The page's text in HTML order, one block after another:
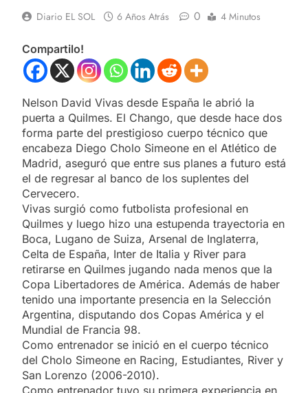
Diario EL SOL 6 Años Atrás 0 4 Minutos
Compartilo!
Nelson David Vivas desde España le abrió la
puerta a Quilmes. El Chango, que desde hace dos
forma parte del prestigioso cuerpo técnico que
encabeza Diego Cholo Simeone en el Atlético de
Madrid, aseguró que entre sus planes a futuro está
el de regresar al banco de los suplentes del
Cervecero.
Vivas surgió como futbolista profesional en
Quilmes y luego hizo una estupenda trayectoria en
Boca, Lugano de Suiza, Arsenal de Inglaterra,
Celta de España, Inter de Italia y River para
retirarse en Quilmes jugando nada menos que la
Copa Libertadores de América. Además de haber
tenido una importante presencia en la Selección
Argentina, disputando dos Copas América y el
Mundial de Francia 98.
Como entrenador se inició en el cuerpo técnico
del Cholo Simeone en Racing, Estudiantes, River y
San Lorenzo (2006-2010).
Como entrenador tuvo su primera experiencia en